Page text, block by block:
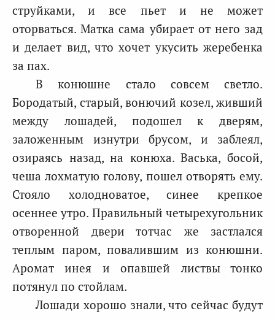
струйками, и все пьет и не может
оторваться. Матка сама убирает от него зад
и делает вид, что хочет укусить жеребенка
за пах.
В конюшне стало совсем светло.
Бородатый, старый, вонючий козел, живший
между лошадей, подошел к дверям,
заложенным изнутри брусом, и заблеял,
озираясь назад, на конюха. Васька, босой,
чеша лохматую голову, пошел отворять ему.
Стояло холодноватое, синее крепкое
осеннее утро. Правильный четырехугольник
отворенной двери тотчас же застлался
теплым паром, повалившим из конюшни.
Аромат инея и опавшей листвы тонко
потянул по стойлам.
Лошади хорошо знали, что сейчас будут